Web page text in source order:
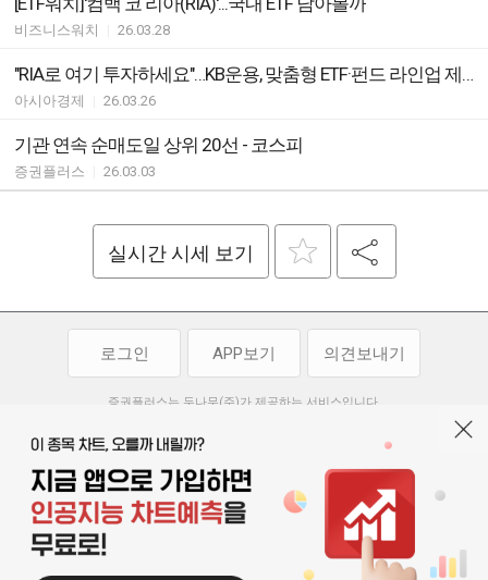
비즈니스워치 26.03.28
"RIA로 여기 투자하세요"…KB운용, 맞춤형 ETF·펀드 라인업 제시
아시아경제 26.03.26
기관 연속 순매도일 상위 20선 - 코스피
증권플러스 26.03.03
실시간 시세 보기
로그인 APP보기 의견보내기
증권플러스는 두나무(주)가 제공하는 서비스입니다.
투자 참고사항이며, 정보 제공 과정에서 오류나 지연이 발생할 수 있습니다.
두나무(주)는 제공된 정보에 의한 투자 결과에 대하여 법적인 책임을
부담하지 않습니다. 본 서비스에서 제공되는 정보의 무단 배포를 금합니다.
이용약관 | 청소년보호정책 개인정보처리방침
기사배열 기본방침 | 고객센터 |
오픈소스 라이선스
서울특별시 서초구 강남대로 369, 15층
사업자 등록번호 119-86-54968